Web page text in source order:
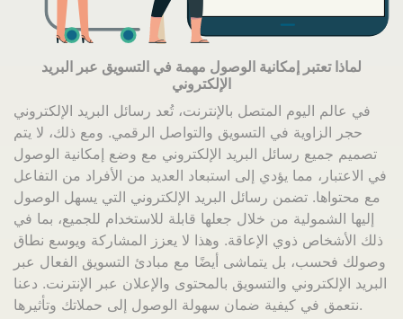
لماذا تعتبر إمكانية الوصول مهمة في التسويق عبر البريد
الإلكتروني
في عالم اليوم المتصل بالإنترنت، تُعد رسائل البريد الإلكتروني
حجر الزاوية في التسويق والتواصل الرقمي. ومع ذلك، لا يتم
تصميم جميع رسائل البريد الإلكتروني مع وضع إمكانية الوصول
في الاعتبار، مما يؤدي إلى استبعاد العديد من الأفراد من التفاعل
مع محتواها. تضمن رسائل البريد الإلكتروني التي يسهل الوصول
إليها الشمولية من خلال جعلها قابلة للاستخدام للجميع، بما في
ذلك الأشخاص ذوي الإعاقة. وهذا لا يعزز المشاركة ويوسع نطاق
وصولك فحسب، بل يتماشى أيضًا مع مبادئ التسويق الفعال عبر
البريد الإلكتروني والتسويق بالمحتوى والإعلان عبر الإنترنت. دعنا
نتعمق في كيفية ضمان سهولة الوصول إلى حملاتك وتأثيرها.